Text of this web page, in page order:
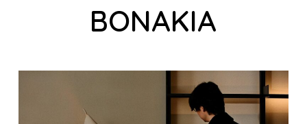
BONAKIA